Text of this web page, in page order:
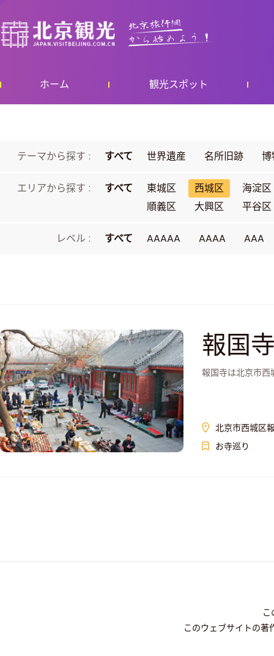
ホーム 観光スポット
テーマから探す : すべて 世界遺産 名所旧跡
エリアから探す : すべて 東城区 西城区
海淀区
順義区
大興区 平谷区
レベル : すべて AAAAA AAAA AAA
報国
報国寺は北京市西
北京市西城区
お寺巡り
このウェブサイトの